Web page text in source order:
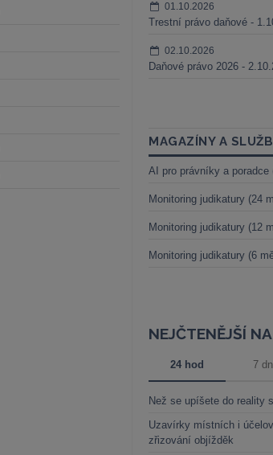
01.10.2026
Trestní právo daňové -
02.10.2026
Daňové právo 2026 -
MAGAZÍNY A
AI pro právníky a poradce
Monitoring judikatury (24
Monitoring judikatury (12
Monitoring judikatury (6
NEJČTENĚJŠÍ
24 hod 7
Než se upíšete do reality
Uzavírky místních i
zřizování objížděk